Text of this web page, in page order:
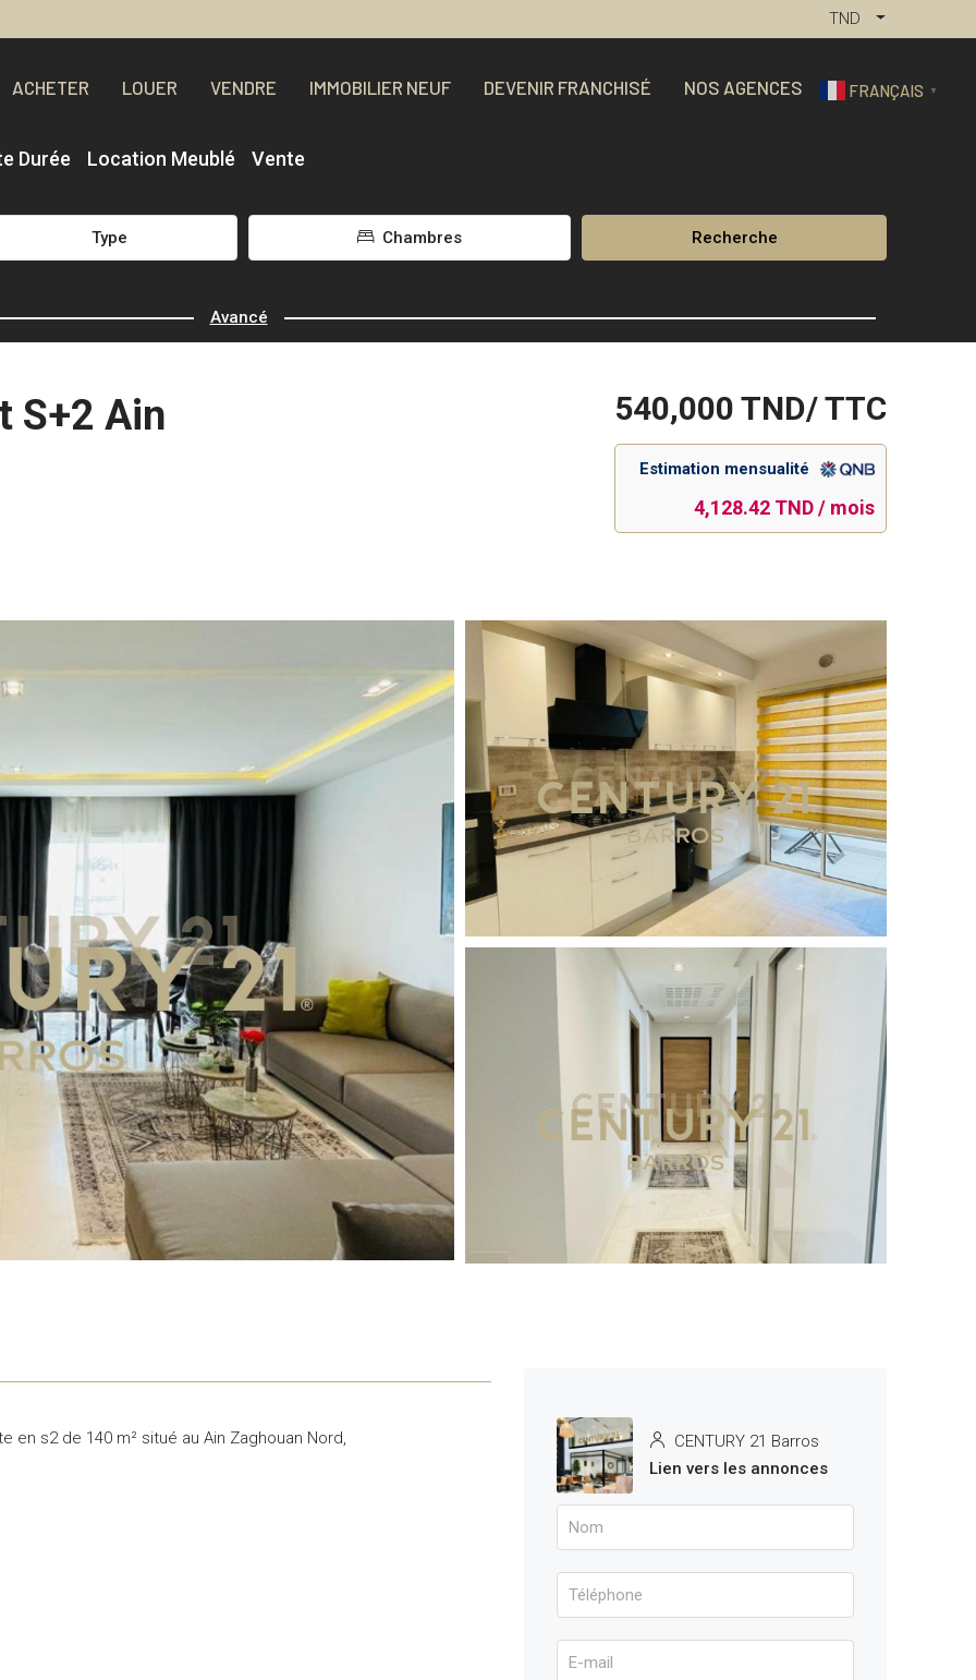
TND
ACHETER LOUER VENDRE IMMOBILIER NEUF DEVENIR FRANCHISÉ NOS AGENCES FRANÇAIS ▼
Durée Location Meublé Vente
Type Chambres Recherche
Avancé
S+2 Ain 540,000 TND/ TTC
Estimation mensualité
4,128.42 TND / mois
1 More
en s2 de 140 m² situé au Ain Zaghouan Nord,
CENTURY 21 Barros
Lien vers les annonces